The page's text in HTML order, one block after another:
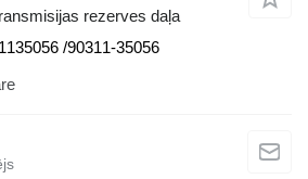
rezerves daļa
/90311-35056